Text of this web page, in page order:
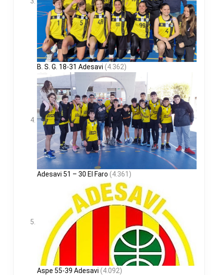
B. S. G. 18-31 Adesavi (4.362)
Adesavi 51 – 30 El Faro (4.361)
Aspe 55-39 Adesavi (4.092)